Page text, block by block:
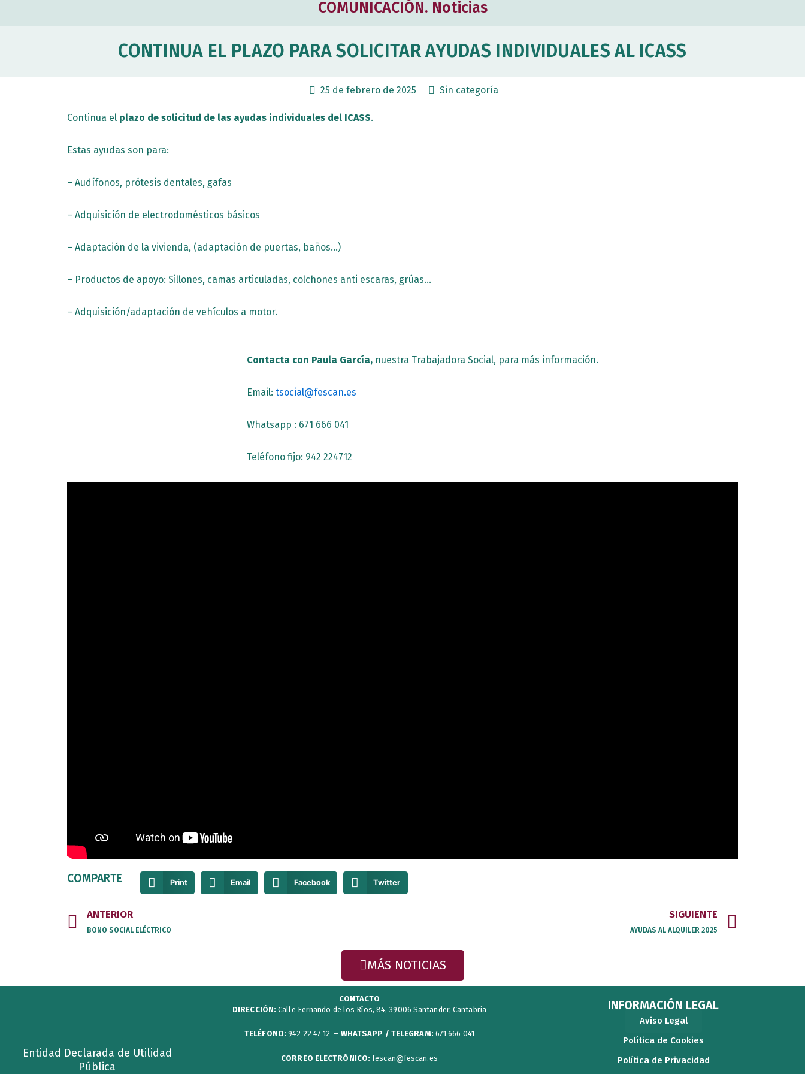
COMUNICACIÓN. Noticias
CONTINUA EL PLAZO PARA SOLICITAR AYUDAS INDIVIDUALES AL ICASS
25 de febrero de 2025 Sin categoría
Continua el plazo de solicitud de las ayudas individuales del ICASS.
Estas ayudas son para:
– Audífonos, prótesis dentales, gafas
– Adquisición de electrodomésticos básicos
– Adaptación de la vivienda, (adaptación de puertas, baños…)
– Productos de apoyo: Sillones, camas articuladas, colchones anti escaras, grúas…
– Adquisición/adaptación de vehículos a motor.
Contacta con Paula García, nuestra Trabajadora Social, para más información.
Email: tsocial@fescan.es
Whatsapp : 671 666 041
Teléfono fijo: 942 224712
COMPARTE Print Email Facebook Twitter
Prev
ANTERIOR
BONO SOCIAL ELÉCTRICO
SIGUIENTE
AYUDAS AL ALQUILER 2025
MÁS NOTICIAS
Entidad Declarada de Utilidad
Pública
CONTACTO
DIRECCIÓN: Calle Fernando de los Ríos, 84, 39006 Santander, Cantabria
TELÉFONO: 942 22 47 12 – WHATSAPP / TELEGRAM: 671 666 041
CORREO ELECTRÓNICO: fescan@fescan.es
INFORMACIÓN LEGAL
Aviso Legal
Política de Cookies
Política de Privacidad